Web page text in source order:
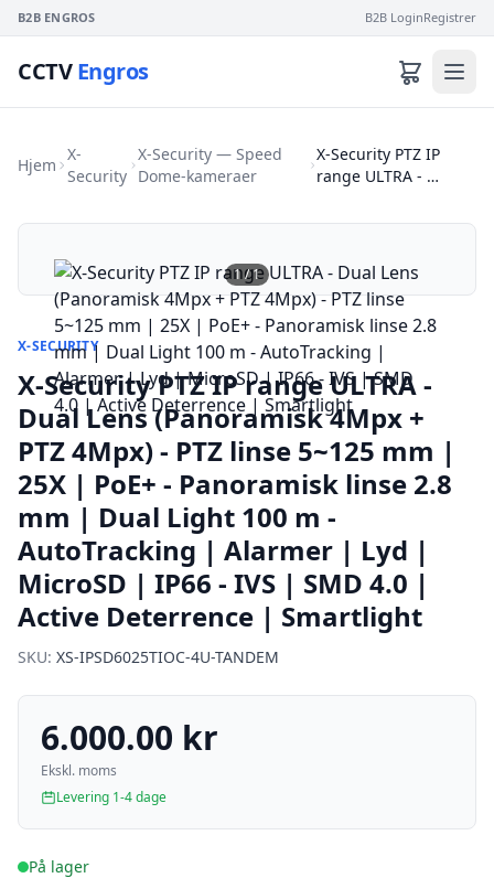
B2B ENGROS B2B LoginRegistrer
CCTVEngros
Hjem
X-
Security
X-Security — Speed
Dome-kameraer
X-Security PTZ IP
range ULTRA - …
1/1
X-SECURITY
X-Security PTZ IP range ULTRA -
Dual Lens (Panoramisk 4Mpx +
PTZ 4Mpx) - PTZ linse 5~125 mm |
25X | PoE+ - Panoramisk linse 2.8
mm | Dual Light 100 m -
AutoTracking | Alarmer | Lyd |
MicroSD | IP66 - IVS | SMD 4.0 |
Active Deterrence | Smartlight
SKU: XS-IPSD6025TIOC-4U-TANDEM
6.000.00 kr
Ekskl. moms
Levering 1-4 dage
På lager